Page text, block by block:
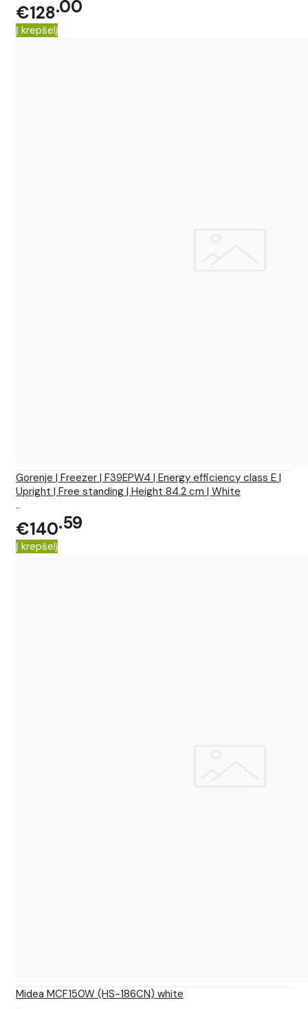
€128 00
Į krepšelį
Gorenje | Freezer | F39EPW4 | Energy efficiency class E |
Upright | Free standing | Height 84.2 cm | White
..
€140 59
Į krepšelį
Midea MCF150W (HS-186CN) white